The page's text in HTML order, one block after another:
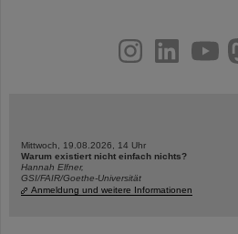
youtubehelmholtz.socialfacebook
Mittwoch, 19.08.2026, 14 Uhr
Warum existiert nicht einfach nichts?
Hannah Elfner,
GSI/FAIR/Goethe-Universität
Anmeldung und weitere Informationen